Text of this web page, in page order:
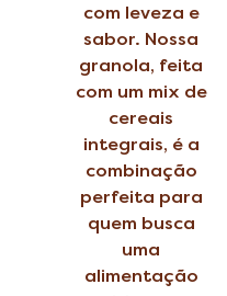
com leveza e
sabor. Nossa
granola, feita
com um mix de
cereais
integrais, é a
combinação
perfeita para
quem busca
uma
alimentação